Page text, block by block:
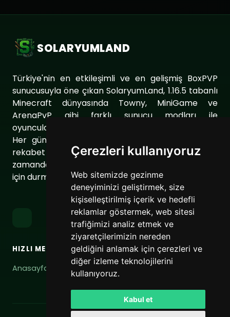
Çerezleri kullanıyoruz
Web sitemizde gezinme
deneyiminizi geliştirmek, size
kişiselleştirilmiş içerik ve hedefli
reklamlar göstermek, web sitesi
trafiğimizi analiz etmek ve
ziyaretçilerimizin nereden
geldiğini anlamak için çerezleri ve
diğer izleme teknolojilerini
kullanıyoruz.
Kabul et
SOLARYUMLAND
Türkiye'nin en etkileşimli ve en gelişmiş BoxPVP
sunucusuyla öne çıkan SolaryumLand, 1.16.5 tabanlı
Minecraft dünyasında Towny, MiniGame ve
ArenaPvP gibi farklı sunucu modları ile
oyuncularımıza eşsiz bir oyun deneyimi sunuyor.
Her gün sunucumuzu geliştirerek oyuncularımıza
rekabet dolu ve keyifli bir ortam sağlıyoruz. Aynı
zamanda topluluğumuzu daha da güçlendirmek
için durmaksızın çalışıyoruz.
HIZLI MENÜ
Anasayfa
BAĞLANTILAR
Hizmet Şartları